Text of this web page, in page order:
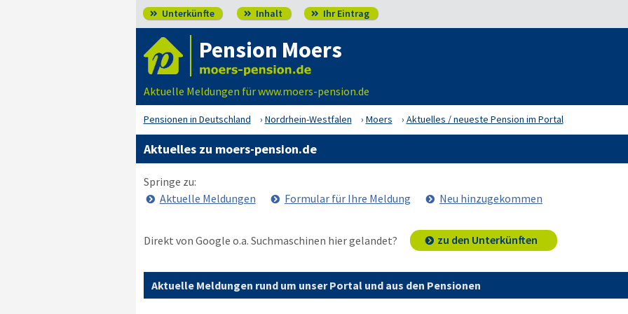
 Unterkünfte  Inhalt  Ihr Eintrag
Pension Moers
Aktuelle Meldungen für www.moers-pension.de
Pensionen in Deutschland Nordrhein-Westfalen Moers Aktuelles / neueste Pension im Portal
Aktuelles zu moers-pension.de
Springe zu:
Aktuelle Meldungen
Formular für Ihre Meldung Neu hinzugekommen
Direkt von Google o.a. Suchmaschinen hier gelandet? zu den Unterkünften
Aktuelle Meldungen rund um unser Portal und aus den Pensionen